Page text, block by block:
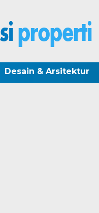
Desain & Arsitektur